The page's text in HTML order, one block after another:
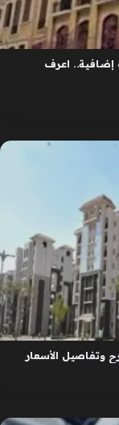
إضافية.. اعرف